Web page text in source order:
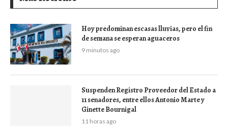
Hoy predominan escasas lluvias, pero el fin
de semana se esperan aguaceros
9 minutos ago
Suspenden Registro Proveedor del Estado a
11 senadores, entre ellos Antonio Marte y
Ginette Bournigal
11 horas ago